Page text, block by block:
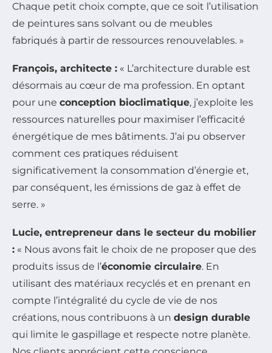
Chaque petit choix compte, que ce soit l’utilisation
de peintures sans solvant ou de meubles
fabriqués à partir de ressources renouvelables. »
François, architecte : « L’architecture durable est
désormais au cœur de ma profession. En optant
pour une conception bioclimatique, j’exploite les
ressources naturelles pour maximiser l’efficacité
énergétique de mes bâtiments. J’ai pu observer
comment ces pratiques réduisent
significativement la consommation d’énergie et,
par conséquent, les émissions de gaz à effet de
serre. »
Lucie, entrepreneur dans le secteur du mobilier
: « Nous avons fait le choix de ne proposer que des
produits issus de l’économie circulaire. En
utilisant des matériaux recyclés et en prenant en
compte l’intégralité du cycle de vie de nos
créations, nous contribuons à un design durable
qui limite le gaspillage et respecte notre planète.